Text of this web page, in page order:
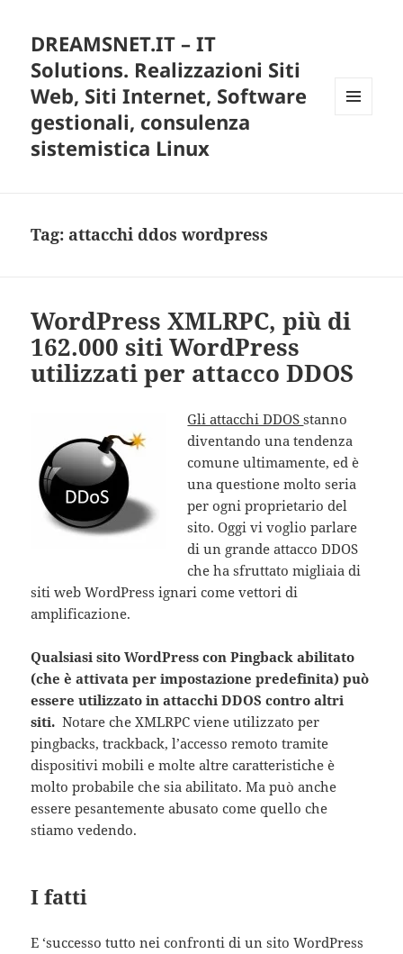
DREAMSNET.IT – IT
Solutions. Realizzazioni Siti
Web, Siti Internet, Software
gestionali, consulenza
sistemistica Linux
Tag: attacchi ddos wordpress
WordPress XMLRPC, più di
162.000 siti WordPress
utilizzati per attacco DDOS
Gli attacchi DDOSstanno
diventando una tendenza
comune ultimamente, ed è
una questione molto seria
per ogni proprietario del
sito. Oggi vi voglio parlare
di un grande attacco DDOS
che ha sfruttato migliaia di
siti web WordPress ignari come vettori di
amplificazione.
Qualsiasi sito WordPress con Pingback abilitato
(che è attivata per impostazione predefinita) può
essere utilizzato in attacchi DDOS contro altri
siti. Notare che XMLRPC viene utilizzato per
pingbacks, trackback, l’accesso remoto tramite
dispositivi mobili e molte altre caratteristiche è
molto probabile che sia abilitato. Ma può anche
essere pesantemente abusato come quello che
stiamo vedendo.
I fatti
E ‘successo tutto nei confronti di un sito WordPress